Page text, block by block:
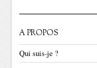
A PROPOS
Qui suis-je ?